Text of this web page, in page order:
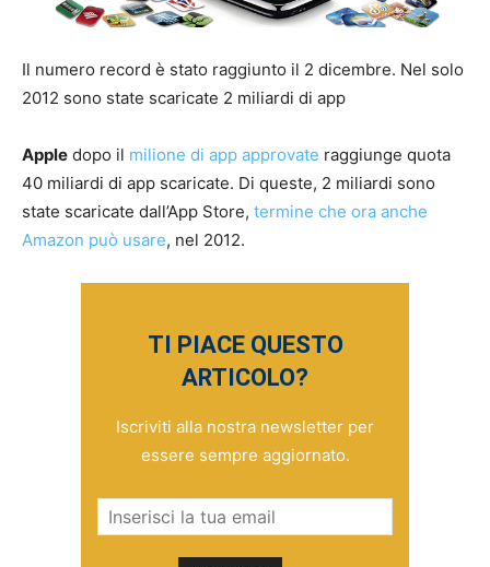
Il numero record è stato raggiunto il 2 dicembre. Nel solo
2012 sono state scaricate 2 miliardi di app
Apple dopo il milione di app approvate raggiunge quota
40 miliardi di app scaricate. Di queste, 2 miliardi sono
state scaricate dall’App Store, termine che ora anche
Amazon può usare, nel 2012.
TI PIACE QUESTO
ARTICOLO?
Iscriviti alla nostra newsletter per
essere sempre aggiornato.